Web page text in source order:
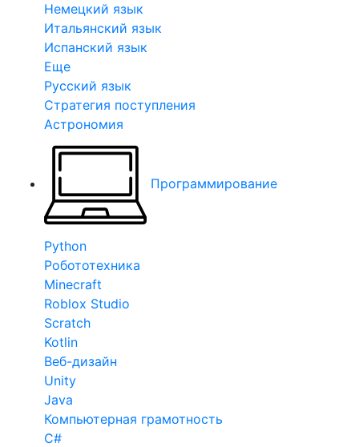
Немецкий язык
Итальянский язык
Испанский язык
Еще
Русский язык
Стратегия поступления
Астрономия
Программирование
Python
Робототехника
Minecraft
Roblox Studio
Scratch
Kotlin
Веб-дизайн
Unity
Java
Компьютерная грамотность
C#